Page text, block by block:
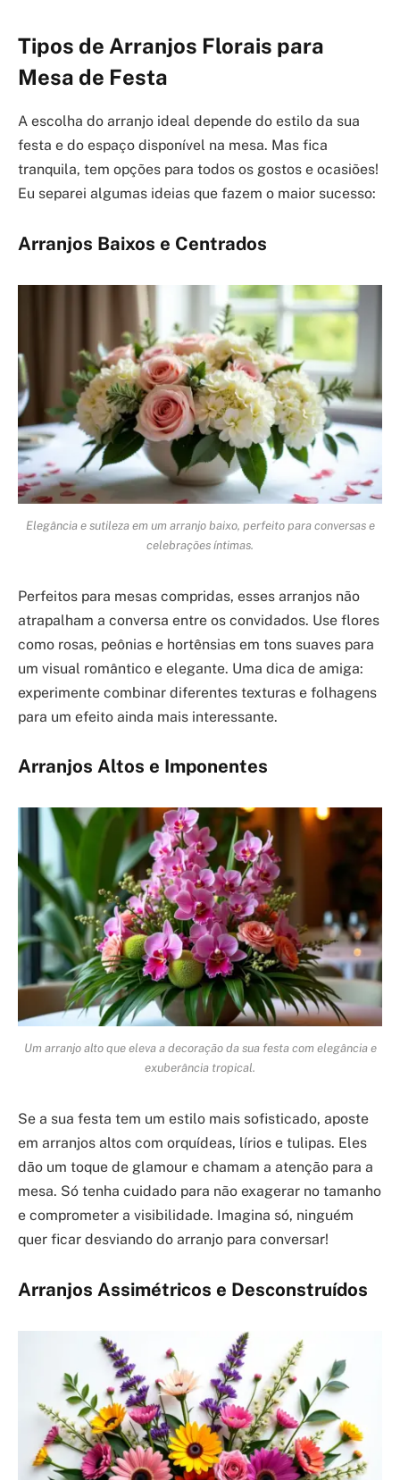
Tipos de Arranjos Florais para
Mesa de Festa
A escolha do arranjo ideal depende do estilo da sua
festa e do espaço disponível na mesa. Mas fica
tranquila, tem opções para todos os gostos e ocasiões!
Eu separei algumas ideias que fazem o maior sucesso:
Arranjos Baixos e Centrados
Elegância e sutileza em um arranjo baixo, perfeito para conversas e
celebrações íntimas.
Perfeitos para mesas compridas, esses arranjos não
atrapalham a conversa entre os convidados. Use flores
como rosas, peônias e hortênsias em tons suaves para
um visual romântico e elegante. Uma dica de amiga:
experimente combinar diferentes texturas e folhagens
para um efeito ainda mais interessante.
Arranjos Altos e Imponentes
Um arranjo alto que eleva a decoração da sua festa com elegância e
exuberância tropical.
Se a sua festa tem um estilo mais sofisticado, aposte
em arranjos altos com orquídeas, lírios e tulipas. Eles
dão um toque de glamour e chamam a atenção para a
mesa. Só tenha cuidado para não exagerar no tamanho
e comprometer a visibilidade. Imagina só, ninguém
quer ficar desviando do arranjo para conversar!
Arranjos Assimétricos e Desconstruídos